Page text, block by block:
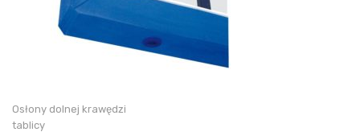
Osłony dolnej krawędzi
tablicy